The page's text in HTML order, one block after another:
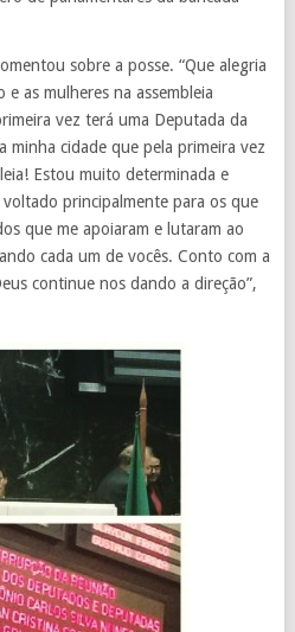
sobre a posse. “Que alegria
as mulheres na assembleia
vez terá uma Deputada da
minha cidade que pela primeira vez
Estou muito determinada e
principalmente para os que
que me apoiaram e lutaram ao
cada um de vocês. Conto com a
continue nos dando a direção”,